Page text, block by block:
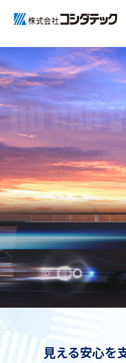
Topics
会社情報
CSR
事業拠点・関係会社
採用情報
ENGLISH
HD CAR
※写真
見える安心を